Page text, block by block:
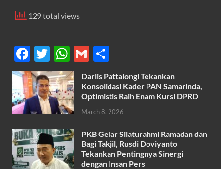
129 total views
F
ac
e
b
o
o
k
T
w
itt
er
W
h
at
s
A
p
p
G
m
ail
h
ar
e
Darlis Pattalongi Tekankan
Konsolidasi Kader PAN Samarinda,
Optimistis Raih Enam Kursi DPRD
March 8, 2026
PKB Gelar Silaturahmi Ramadan dan
Bagi Takjil, Rusdi Doviyanto
Tekankan Pentingnya Sinergi
dengan Insan Pers